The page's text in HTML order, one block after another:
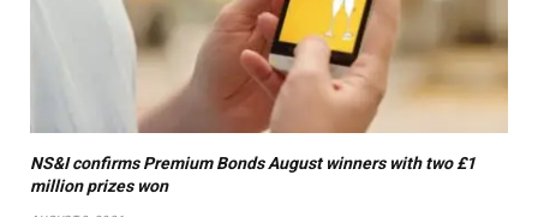
NS&I confirms Premium Bonds August winners with two £1
million prizes won